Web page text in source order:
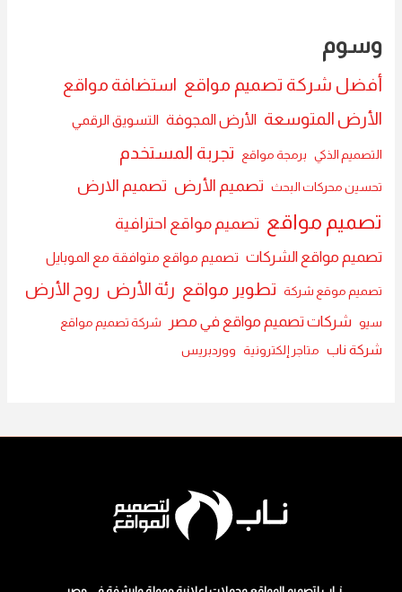
وسوم
أفضل شركة تصميم مواقع استضافة مواقع
الأرض المتوسعة الأرض المجوفة التسويق الرقمي
التصميم الذكي برمجة مواقع تجربة المستخدم
تحسين محركات البحث تصميم الأرض تصميم الارض
تصميم مواقع تصميم مواقع احترافية
تصميم مواقع الشركات تصميم مواقع متوافقة مع الموبايل
تصميم موقع شركة تطوير مواقع رئة الأرض روح الأرض
سيو شركات تصميم مواقع في مصر شركة تصميم مواقع
شركة ناب متاجر إلكترونية ووردبريس